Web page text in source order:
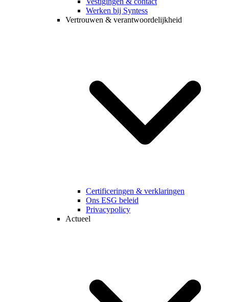
Werken bij Syntess
Vertrouwen & verantwoordelijkheid
Certificeringen & verklaringen
Ons ESG beleid
Privacypolicy
Actueel